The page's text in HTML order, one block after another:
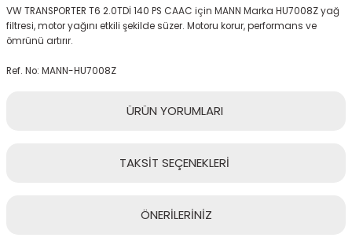
VW TRANSPORTER T6 2.0TDİ 140 PS CAAC için MANN Marka HU7008Z yağ
filtresi, motor yağını etkili şekilde süzer. Motoru korur, performans ve
ömrünü artırır.
Ref. No: MANN-HU7008Z
ÜRÜN YORUMLARI
TAKSİT SEÇENEKLERİ
ÖNERİLERİNİZ